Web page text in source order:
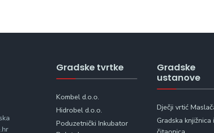
Gradske tvrtke
Kombel d.o.o.
Hidrobel d.o.o.
Poduzetnički Inkubator
Gradske
ustanove
Dječji vrtić
Gradska knjižnica i